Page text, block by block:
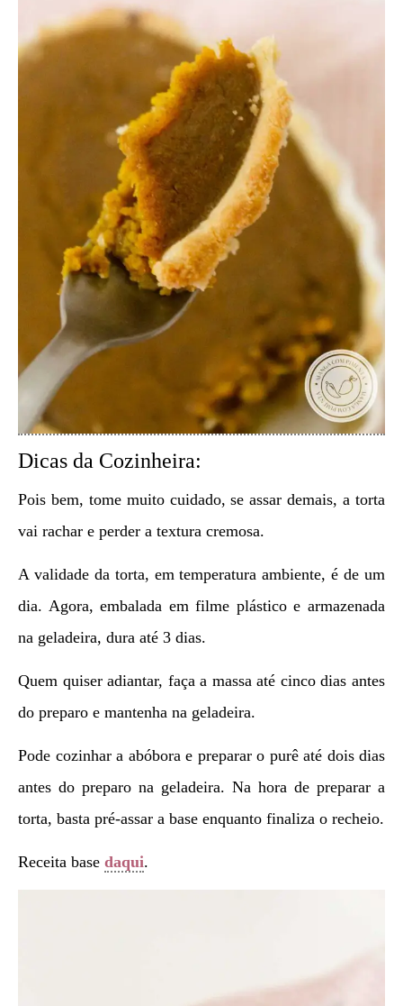
Dicas da Cozinheira:
Pois bem, tome muito cuidado, se assar demais, a torta
vai rachar e perder a textura cremosa.
A validade da torta, em temperatura ambiente, é de um
dia. Agora, embalada em filme plástico e armazenada
na geladeira, dura até 3 dias.
Quem quiser adiantar, faça a massa até cinco dias antes
do preparo e mantenha na geladeira.
Pode cozinhar a abóbora e preparar o purê até dois dias
antes do preparo na geladeira. Na hora de preparar a
torta, basta pré-assar a base enquanto finaliza o recheio.
Receita base daqui.